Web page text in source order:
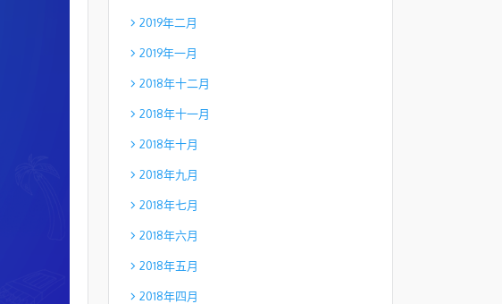
2019年二月
2019年一月
2018年十二月
2018年十一月
2018年十月
2018年九月
2018年七月
2018年六月
2018年五月
2018年四月